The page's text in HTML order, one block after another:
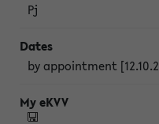
Pj
by appointment